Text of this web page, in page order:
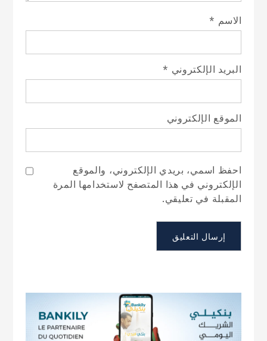
الاسم *
البريد الإلكتروني *
الموقع الإلكتروني
احفظ اسمي، بريدي الإلكتروني، والموقع
الإلكتروني في هذا المتصفح لاستخدامها المرة
المقبلة في تعليقي.